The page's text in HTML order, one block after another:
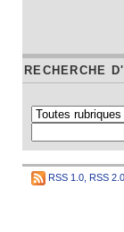
RECHERCHE
RSS 1.0 RSS 2.0